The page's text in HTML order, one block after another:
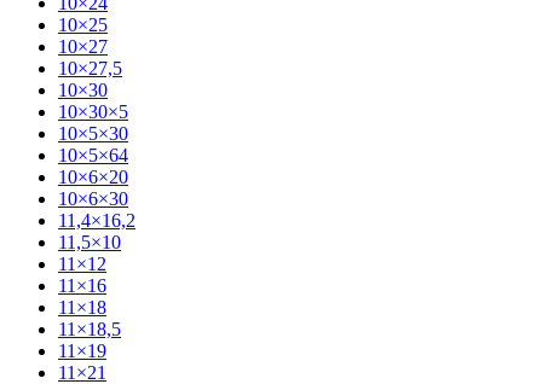
10×25
10×27
10×27,5
10×30
10×30×5
10×5×30
10×5×64
10×6×20
10×6×30
11,4×16,2
11,5×10
11×12
11×16
11×18
11×18,5
11×19
11×21